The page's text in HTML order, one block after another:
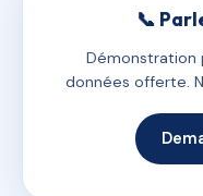
📞
Démonstration
données offerte.